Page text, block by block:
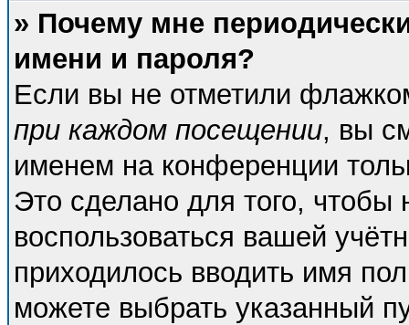
» Почему мне
имени и пароля?
Если вы не отметили
при каждом посещении, вы
именем на конференции
Это сделано для того, чтобы
воспользоваться вашей
приходилось вводить имя
можете выбрать указанный